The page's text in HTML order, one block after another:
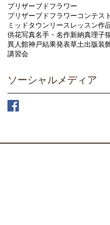
プリザーブドフラワー
プリザーブドフラワーコンテスト
ミッドタウン リース レッスン作
供花写真名手・名作新納真理子
異人館神戸結果発表草土出版装
講習会
ソーシャルメディア